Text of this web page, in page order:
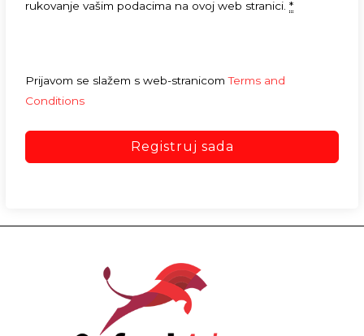
rukovanje vašim podacima na ovoj web stranici.*
Prijavom se slažem s web-stranicomTerms and
Conditions
Registruj sada